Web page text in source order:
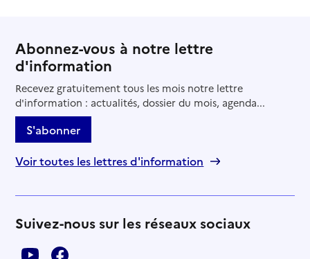
Abonnez-vous à notre lettre
d'information
Recevez gratuitement tous les mois notre lettre
d'information : actualités, dossier du mois, agenda...
S'abonner
Voir toutes les lettres d'information
Suivez-nous sur les réseaux sociaux